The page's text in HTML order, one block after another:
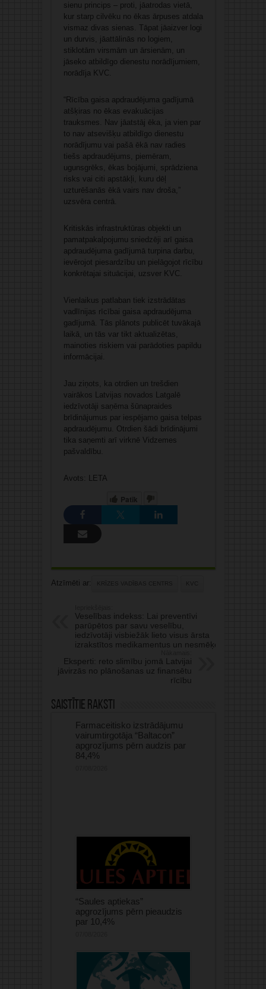
sienu princips – proti, jāatrodas vietā,
kur starp cilvēku no ēkas ārpuses atdala
vismaz divas sienas. Tāpat jāaizver logi
un durvis, jāattālinās no logiem,
stiklotām virsmām un ārsienām, un
jāseko atbildīgo dienestu norādījumiem,
norādīja KVC.
“Rīcība gaisa apdraudējuma gadījumā
atšķiras no ēkas evakuācijas
trauksmes. Nav jāatstāj ēka, ja vien par
to nav atsevišķu atbildīgo dienestu
norādījumu vai pašā ēkā nav radies
tiešs apdraudējums, piemēram,
ugunsgrēks, ēkas bojājumi, sprādziena
risks vai citi apstākļi, kuru dēļ
uzturēšanās ēkā vairs nav droša,”
uzsvēra centrā.
Kritiskās infrastruktūras objekti un
pamatpakalpojumu sniedzēji arī gaisa
apdraudējuma gadījumā turpina darbu,
ievērojot piesardzību un pielāgojot rīcību
konkrētajai situācijai, uzsver KVC.
Vienlaikus patlaban tiek izstrādātas
vadlīnijas rīcībai gaisa apdraudējuma
gadījumā. Tās plānots publicēt tuvākajā
laikā, un tās var tikt aktualizētas,
mainoties riskiem vai parādoties papildu
informācijai.
Jau ziņots, ka otrdien un trešdien
vairākos Latvijas novados Latgalē
iedzīvotāji saņēma šūnapraides
brīdinājumus par iespējamo gaisa telpas
apdraudējumu. Otrdien šādi brīdinājumi
tika saņemti arī virknē Vidzemes
pašvaldību.
Avots: LETA
Patīk
Atzīmēti ar: KRĪZES VADĪBAS CENTRS KVC
Veselības indekss: Lai preventīvi
parūpētos par savu veselību,
iedzīvotāji visbiežāk lieto visus ārsta
izrakstītos medikamentus un nesmēķē
Eksperti: reto slimību jomā Latvijai
jāvirzās no plānošanas uz finansētu
rīcību
Saistītie raksti
Farmaceitisko izstrādājumu
vairumtirgotāja “Baltacon”
apgrozījums pērn audzis par
84,4%
“Saules aptiekas”
apgrozījums pērn pieaudzis
par 10,4%